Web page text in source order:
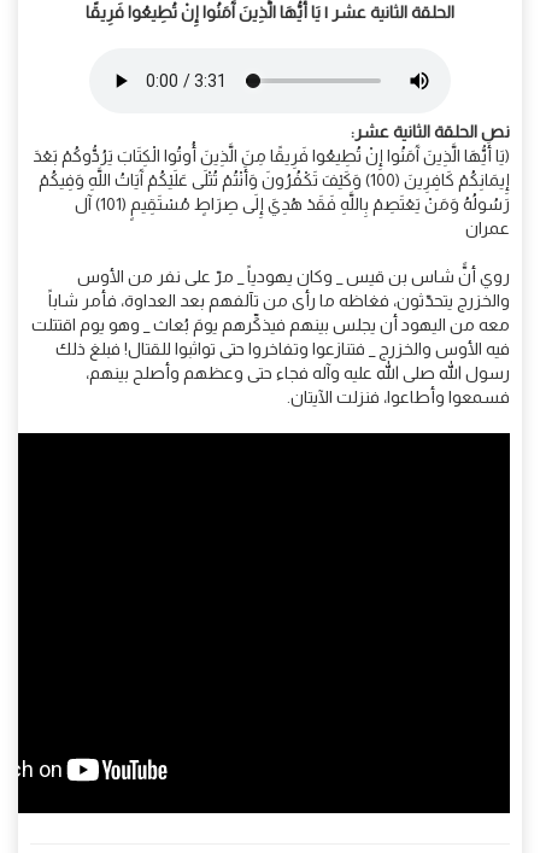
الحلقة الثانية عشر | يَا أَيُّهَا الَّذِينَ آَمَنُوا إِنْ تُطِيعُوا فَرِيقًا
نص الحلقة الثانية عشر:
(يَا أَيُّهَا الَّذِينَ آَمَنُوا إِنْ تُطِيعُوا فَرِيقًا مِنَ الَّذِينَ أُوتُوا الْكِتَابَ يَرُدُّوكُمْ بَعْدَ
إِيمَانِكُمْ كَافِرِينَ (100) وَكَيْفَ تَكْفُرُونَ وَأَنْتُمْ تُتْلَى عَلَيْكُمْ آَيَاتُ اللَّهِ وَفِيكُمْ
رَسُولُهُ وَمَنْ يَعْتَصِمْ بِاللَّهِ فَقَدْ هُدِيَ إِلَى صِرَاطٍ مُسْتَقِيمٍ (101) آل
عمران
روي أنًّ شاس بن قيس _ وكان يهودياً _ مرّ على نفر من الأوس
والخزرج يتحدّثون، فغاظه ما رأى من تآلفهم بعد العداوة، فأمر شاباً
معه من اليهود أن يجلس بينهم فيذكِّرهم يومَ بُعاث _ وهو يوم اقتتلت
فيه الأوس والخزرج _ فتنازعوا وتفاخروا حتى تواثبوا للقتال! فبلغ ذلك
رسول الله صلى الله عليه وآله فجاء حتى وعظهم وأصلح بينهم،
فسمعوا وأطاعوا، فنزلت الآيتان.